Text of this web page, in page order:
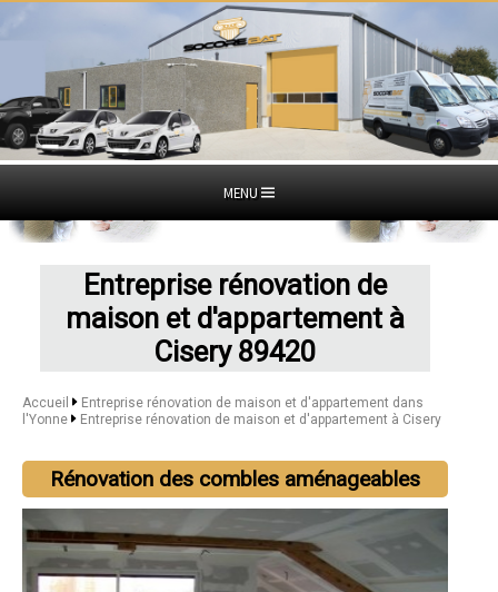
MENU
Entreprise rénovation de
maison et d'appartement à
Cisery 89420
Accueil
Entreprise rénovation de maison et d'appartement dans
l'Yonne
Entreprise rénovation de maison et d'appartement à Cisery
Rénovation des combles aménageables